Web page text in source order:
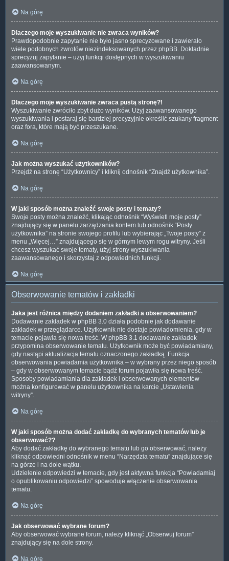
Na górę
Dlaczego moje wyszukiwanie nie zwraca wyników?
Prawdopodobnie zapytanie nie było jasno sprecyzowane i zawierało
wiele podobnych zwrotów niezindeksowanych przez phpBB. Dokładnie
sprecyzuj zapytanie – użyj funkcji dostępnych w wyszukiwaniu
zaawansowanym.
Na górę
Dlaczego moje wyszukiwanie zwraca pustą stronę?!
Wyszukiwanie zwróciło zbyt dużo wyników. Użyj zaawansowanego
wyszukiwania i postaraj się bardziej precyzyjnie określić szukany fragment
oraz fora, które mają być przeszukane.
Na górę
Jak można wyszukać użytkowników?
Przejdź na stronę “Użytkownicy” i kliknij odnośnik “Znajdź użytkownika”.
Na górę
W jaki sposób można znaleźć swoje posty i tematy?
Swoje posty można znaleźć, klikając odnośnik “Wyświetl moje posty”
znajdujący się w panelu zarządzania kontem lub odnośnik “Posty
użytkownika” na stronie swojego profilu lub wybierając „Twoje posty” z
menu „Więcej…” znajdującego się w górnym lewym rogu witryny. Jeśli
chcesz wyszukać swoje tematy, użyj strony wyszukiwania
zaawansowanego i skorzystaj z odpowiednich funkcji.
Na górę
Obserwowanie tematów i zakładki
Jaka jest różnica między dodaniem zakładki a obserwowaniem?
Dodawanie zakładek w phpBB 3.0 działa podobnie jak dodawanie
zakładek w przeglądarce. Użytkownik nie dostaje powiadomienia, gdy w
temacie pojawia się nowa treść. W phpBB 3.1 dodawanie zakładek
przypomina obserwowanie tematu. Użytkownik może być powiadamiany,
gdy nastąpi aktualizacja tematu oznaczonego zakładką. Funkcja
obserwowania powiadamia użytkownika – w wybrany przez niego sposób
– gdy w obserwowanym temacie bądź forum pojawiła się nowa treść.
Sposoby powiadamiania dla zakładek i obserwowanych elementów
można konfigurować w panelu użytkownika na karcie „Ustawienia
witryny”.
Na górę
W jaki sposób można dodać zakładkę do wybranych tematów lub je
obserwować??
Aby dodać zakładkę do wybranego tematu lub go obserwować, należy
kliknąć odpowiedni odnośnik w menu “Narzędzia tematu” znajdujące się
na górze i na dole wątku.
Udzielenie odpowiedzi w temacie, gdy jest aktywna funkcja “Powiadamiaj
o opublikowaniu odpowiedzi” spowoduje włączenie obserwowania
tematu.
Na górę
Jak obserwować wybrane forum?
Aby obserwować wybrane forum, należy kliknąć „Obserwuj forum”
znajdujący się na dole strony.
Na górę